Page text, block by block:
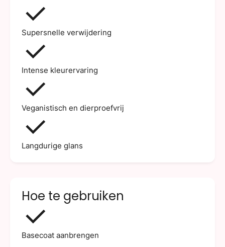
Supersnelle verwijdering
Intense kleurervaring
Veganistisch en dierproefvrij
Langdurige glans
Hoe te gebruiken
Basecoat aanbrengen